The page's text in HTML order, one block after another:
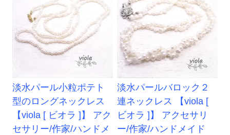
淡水パール小粒ポテト
型のロングネックレス
【viola [ ビオラ ]】 アク
セサリー/作家/ハンドメ
淡水パールバロック２
連ネックレス 【viola [
ビオラ ]】 アクセサリ
ー/作家/ハンドメイド